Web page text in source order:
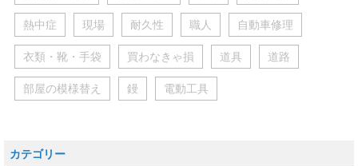
熱中症 現場 耐久性 職人 自動車修理
衣類・靴・手袋 買わなきゃ損 道具 道路
部屋の模様替え 鏝 電動工具
カテゴリー